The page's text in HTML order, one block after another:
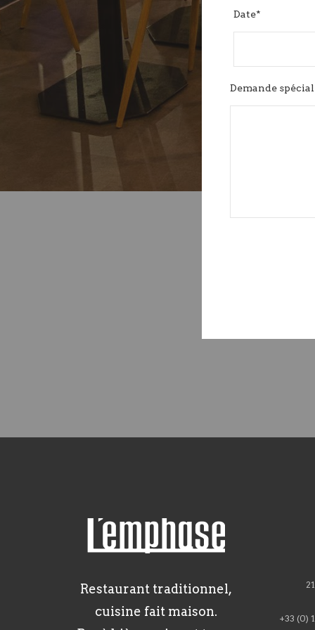
Date*
Demande
Restaurant traditionnel,
cuisine fait maison.
+33 (0)